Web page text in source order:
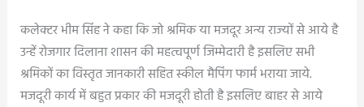
कलेक्टर भीम सिंह ने कहा कि जो श्रमिक या मजदूर अन्य राज्यों से आये है
उन्हें रोजगार दिलाना शासन की महत्वपूर्ण जिम्मेदारी है इसलिए सभी
श्रमिकों का विस्तृत जानकारी सहित स्कील मैपिंग फार्म भराया जाये.
मजदूरी कार्य में बहुत प्रकार की मजदूरी होती है इसलिए बाहर से आये